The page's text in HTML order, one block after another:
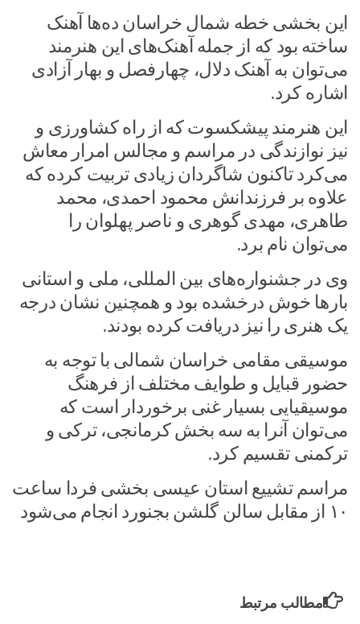
این بخشی خطه شمال خراسان ده‌ها آهنک
ساخته بود که از جمله آهنک‌های این هنرمند
می‌توان به آهنک دلال، چهارفصل و بهار آزادی
اشاره کرد.
این هنرمند پیشکسوت که از راه کشاورزی و
نیز نوازندگی در مراسم و مجالس امرار معاش
می‌کرد تاکنون شاگردان زیادی تربیت کرده که
علاوه بر فرزندانش محمود احمدی، محمد
طاهری، مهدی گوهری و ناصر پهلوان را
می‌توان نام برد.
وی در جشنواره‌های بین المللی، ملی و استانی
بار‌ها خوش درخشده بود و همچنین نشان درجه
یک هنری را نیز دریافت کرده بودند.
موسیقی مقامی خراسان شمالی با توجه به
حضور قبایل و طوایف مختلف از فرهنگ
موسیقیایی بسیار غنی برخوردار است که
می‌توان آنرا به سه بخش کرمانجی، ترکی و
ترکمنی تقسیم کرد.
مراسم تشییع استان عیسی بخشی فردا ساعت
۱۰ از مقابل سالن گلشن بجنورد انجام می‌شود
مطالب مرتبط